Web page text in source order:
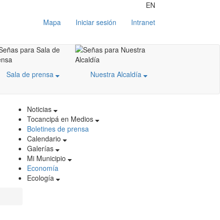
EN
Mapa
Iniciar sesión Intranet
Sala de prensa
Nuestra Alcaldía
Noticias
Tocancipá en Medios
Boletines de prensa
Calendario
Galerías
Mi Municipio
Economía
Ecología